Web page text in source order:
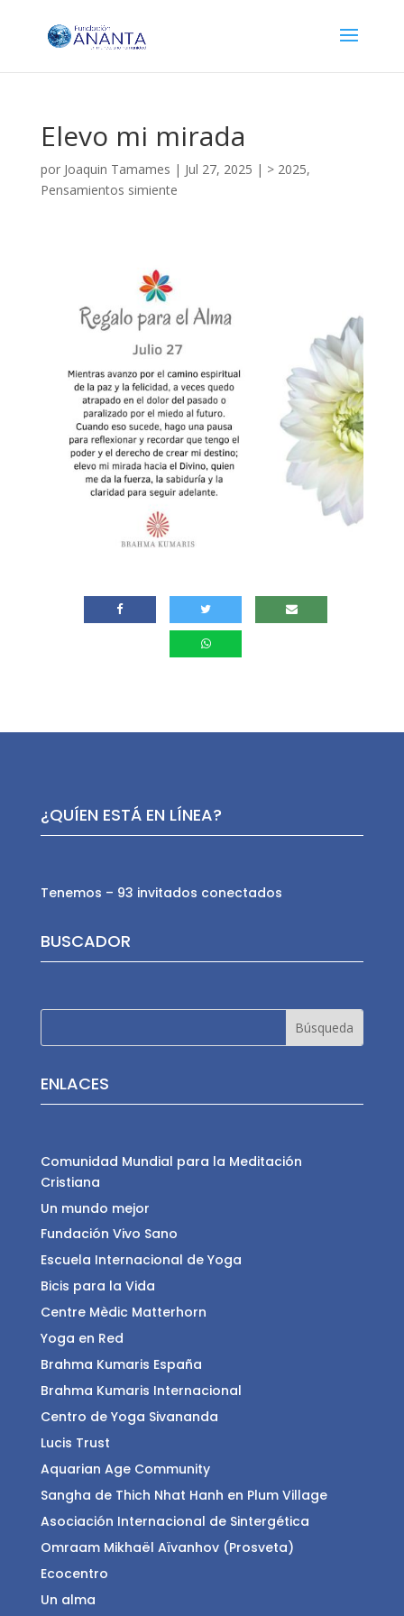
Elevo mi mirada
por Joaquin Tamames | Jul 27, 2025 | > 2025,
Pensamientos simiente
¿QUÍEN ESTÁ EN LÍNEA?
Tenemos – 93 invitados conectados
BUSCADOR
ENLACES
Comunidad Mundial para la Meditación
Cristiana
Un mundo mejor
Fundación Vivo Sano
Escuela Internacional de Yoga
Bicis para la Vida
Centre Mèdic Matterhorn
Yoga en Red
Brahma Kumaris España
Brahma Kumaris Internacional
Centro de Yoga Sivananda
Lucis Trust
Aquarian Age Community
Sangha de Thich Nhat Hanh en Plum Village
Asociación Internacional de Sintergética
Omraam Mikhaël Aïvanhov (Prosveta)
Ecocentro
Un alma